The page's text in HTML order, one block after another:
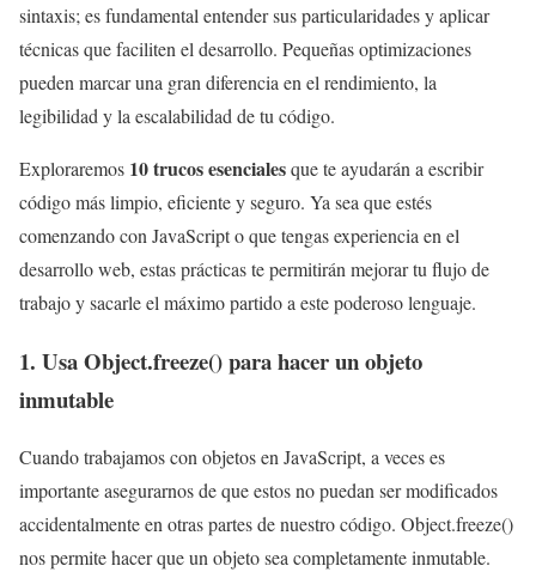
sintaxis; es fundamental entender sus particularidades y aplicar
técnicas que faciliten el desarrollo. Pequeñas optimizaciones
pueden marcar una gran diferencia en el rendimiento, la
legibilidad y la escalabilidad de tu código.
Exploraremos 10 trucos esencialesque te ayudarán a escribir
código más limpio, eficiente y seguro. Ya sea que estés
comenzando con JavaScript o que tengas experiencia en el
desarrollo web, estas prácticas te permitirán mejorar tu flujo de
trabajo y sacarle el máximo partido a este poderoso lenguaje.
1. UsaObject.freeze()para hacer un objeto
inmutable
Cuando trabajamos con objetos en JavaScript, a veces es
importante asegurarnos de que estos no puedan ser modificados
accidentalmente en otras partes de nuestro código. Object.freeze()
nos permite hacer que un objeto sea completamente inmutable.